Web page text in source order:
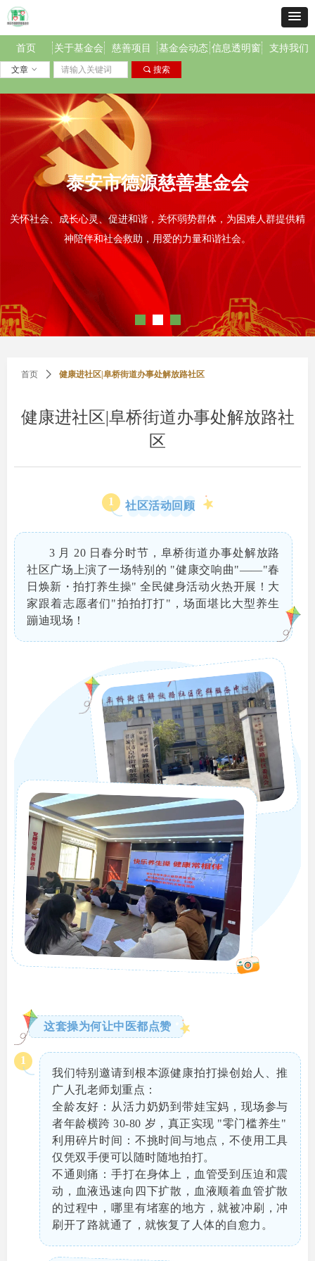
首页 关于基金会 慈善项目 基金会动态 信息透明窗 支持我们
끠 搜索
文章 ꀁ
泰安市德源慈善基金会
关怀社会、成长心灵、促进和谐，关怀弱势群体，为困难人群提供精
神陪伴和社会救助，用爱的力量和谐社会。
1 社区活动回顾
3 月 20 日春分时节，阜桥街道办事处解放路
社区广场上演了一场特别的 "健康交响曲"——"春
日焕新・拍打养生操" 全民健身活动火热开展！大
家跟着志愿者们"拍拍打打"，场面堪比大型养生
蹦迪现场！
这套操为何让中医都点赞
1
我们特别邀请到根本源健康拍打操创始人、推
广人孔老师划重点：
全龄友好：从活力奶奶到带娃宝妈，现场参与
者年龄横跨 30-80 岁，真正实现 "零门槛养生"
利用碎片时间：不挑时间与地点，不使用工具
仅凭双手便可以随时随地拍打。
不通则痛：手打在身体上，血管受到压迫和震
动，血液迅速向四下扩散，血液顺着血管扩散
的过程中，哪里有堵塞的地方，就被冲刷，冲
刷开了路就通了，就恢复了人体的自愈力。
健康进社区|阜桥街道办事处解放路社
区
首页 ꄲ 健康进社区|阜桥街道办事处解放路社区